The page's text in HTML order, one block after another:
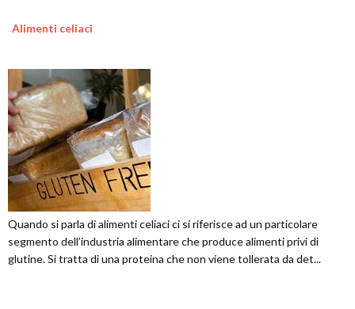
Alimenti celiaci
Quando si parla di alimenti celiaci ci si riferisce ad un particolare
segmento dell’industria alimentare che produce alimenti privi di
glutine. Si tratta di una proteina che non viene tollerata da det...